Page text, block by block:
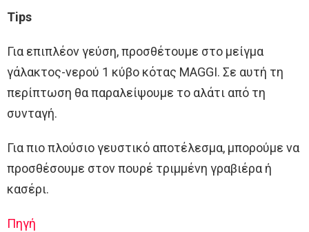
Tips
Για επιπλέον γεύση, προσθέτουμε στο μείγμα
γάλακτος-νερού 1 κύβο κότας MAGGI. Σε αυτή τη
περίπτωση θα παραλείψουμε το αλάτι από τη
συνταγή.
Για πιο πλούσιο γευστικό αποτέλεσμα, μπορούμε να
προσθέσουμε στον πουρέ τριμμένη γραβιέρα ή
κασέρι.
Πηγή